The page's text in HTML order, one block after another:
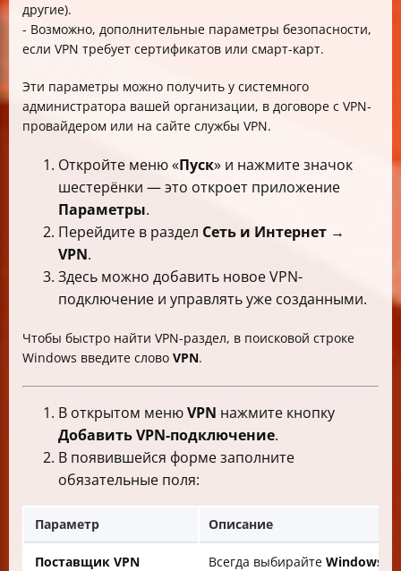
другие).
- Возможно, дополнительные параметры безопасности,
если VPN требует сертификатов или смарт-карт.
Эти параметры можно получить у системного
администратора вашей организации, в договоре с VPN-
провайдером или на сайте службы VPN.
Откройте меню «Пуск» и нажмите значок
шестерёнки — это откроет приложение
Параметры.
Перейдите в раздел Сеть и Интернет →
VPN.
Здесь можно добавить новое VPN-
подключение и управлять уже созданными.
Чтобы быстро найти VPN-раздел, в поисковой строке
Windows введите слово VPN.
В открытом менюVPN нажмите кнопку
Добавить VPN-подключение.
В появившейся форме заполните
обязательные поля:
Параметр Описание
Поставщик VPN Всегда выбирайте Windows